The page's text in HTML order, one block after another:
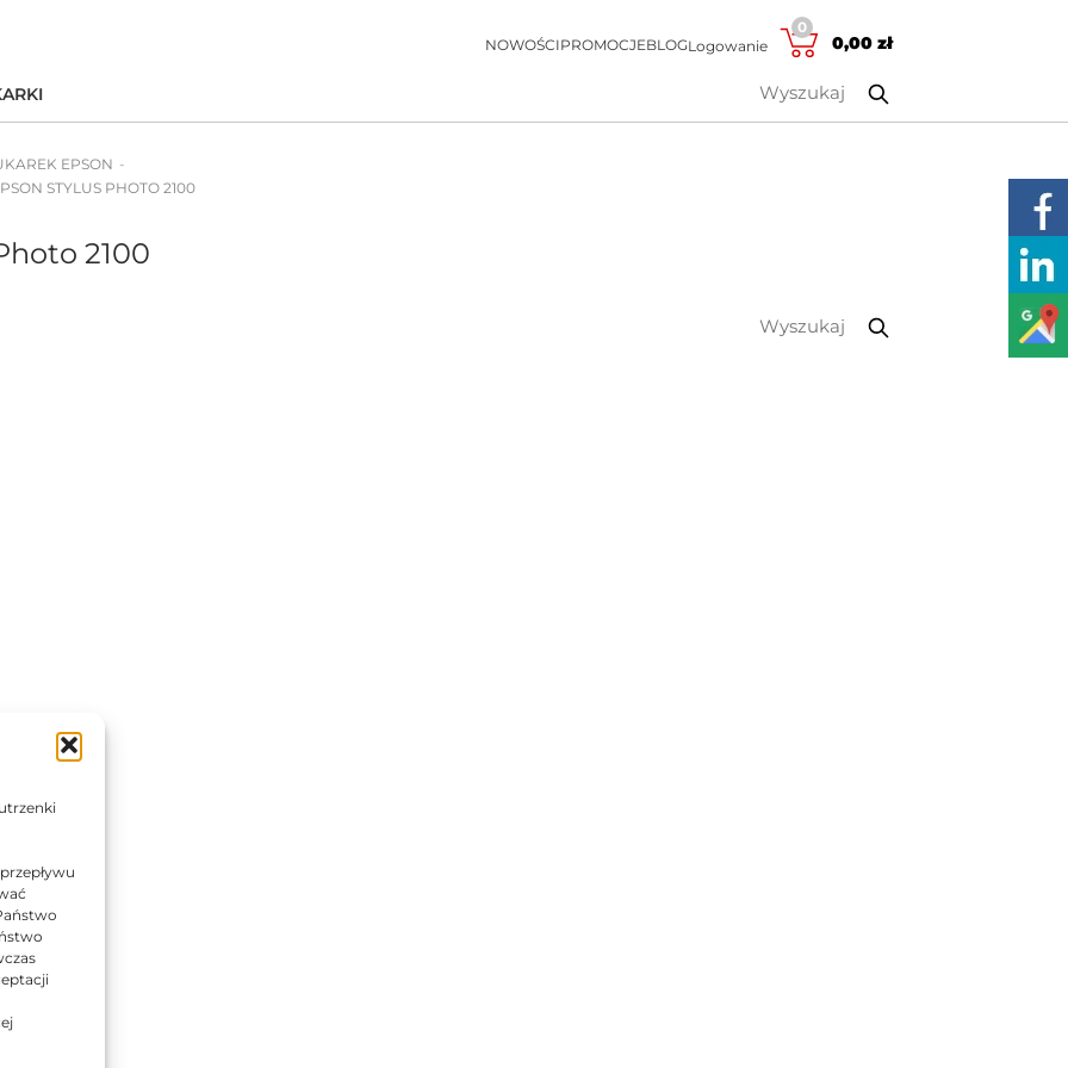
NOWOŚCIPROMOCJEBLOGLogowanie
0
0,00 zł
EPSON
STYLUS PHOTO 2100
2100